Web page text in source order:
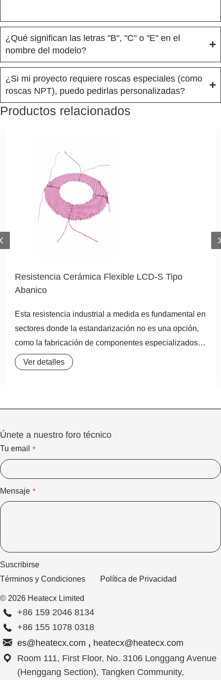
¿Qué significan las letras "B", "C" o "E" en el
nombre del modelo?
¿Si mi proyecto requiere roscas especiales (como
roscas NPT), puedo pedirlas personalizadas?
Productos relacionados
Resistencia Cerámica Flexible LCD-S Tipo
Abanico
Esta resistencia industrial a medida es fundamental en
sectores donde la estandarización no es una opción,
como la fabricación de componentes especializados,
la industria aeroespacial, la automotriz y la metalurgia
de precisión. Con una capacidad para operar a
Ver detalles
Previous
Únete a nuestro foro técnico
Tu email *
Mensaje *
Suscribirse
Términos y Condiciones
Política de Privacidad
© 2026 Heatecx Limited
+86 159 2046 8134
+86 155 1078 0318
es@heatecx.com , heatecx@heatecx.com
Room 111, First Floor, No. 3106 Longgang Avenue
(Henggang Section), Tangken Community,